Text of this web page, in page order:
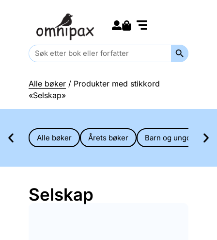
Search
for:
Search
Alle bøker / Produkter med stikkord
«Selskap»
Alle bøker Årets bøker Barn og ungdom
Selskap